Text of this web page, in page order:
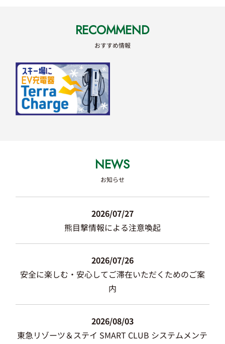
RECOMMEND
おすすめ情報
NEWS
お知らせ
2026/07/27
熊目撃情報による注意喚起
2026/07/26
安全に楽しむ・安心してご滞在いただくためのご案
内
2026/08/03
東急リゾーツ＆ステイ SMART CLUB システムメンテ